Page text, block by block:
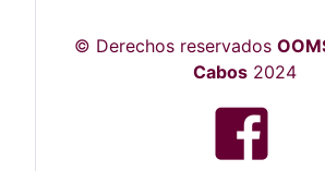
© Derechos reservados
Cabos2024